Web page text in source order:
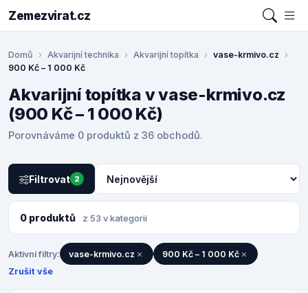
Zemezvirat.cz
Domů Akvarijní technika Akvarijní topítka
vase-krmivo.cz
900 Kč – 1 000 Kč
Akvarijní topítka v vase-krmivo.cz
(900 Kč – 1 000 Kč)
Porovnáváme 0 produktů z 36 obchodů.
Filtrovat 2
0 produktů z 53 v kategorii
Aktivní filtry: vase-krmivo.cz
900 Kč – 1 000 Kč
Zrušit vše